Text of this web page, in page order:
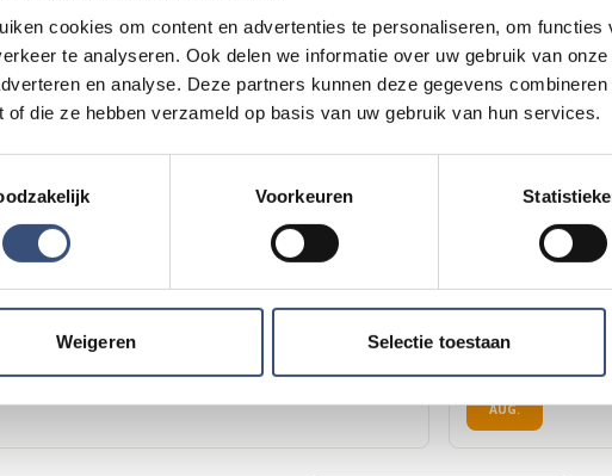
cookies om content en advertenties te personaliseren, om
te analyseren. Ook delen we informatie over uw gebruik van
en analyse. Deze partners kunnen deze gegevens
of die ze hebben verzameld op basis van uw gebruik van hun services.
Voorkeuren
Weigeren Selectie toestaan
in Dorpskerk Magic
📍
RTM-trammuseum in Ouddorp
13
AUG.
📍